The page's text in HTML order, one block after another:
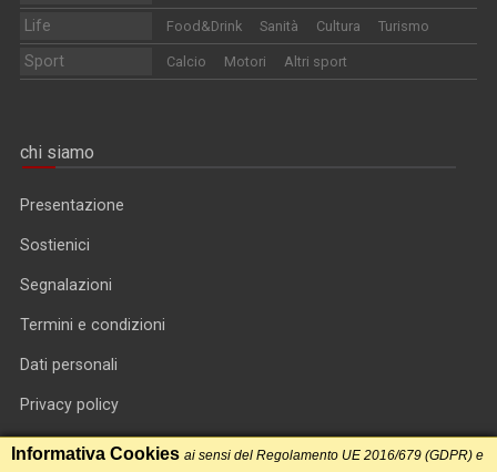
Life Food&Drink Sanità Cultura Turismo
Sport Calcio Motori Altri sport
chi siamo
Presentazione
Sostienici
Segnalazioni
Termini e condizioni
Dati personali
Privacy policy
Informativa cookie
Informativa Cookies ai sensi del Regolamento UE 2016/679 (GDPR) e